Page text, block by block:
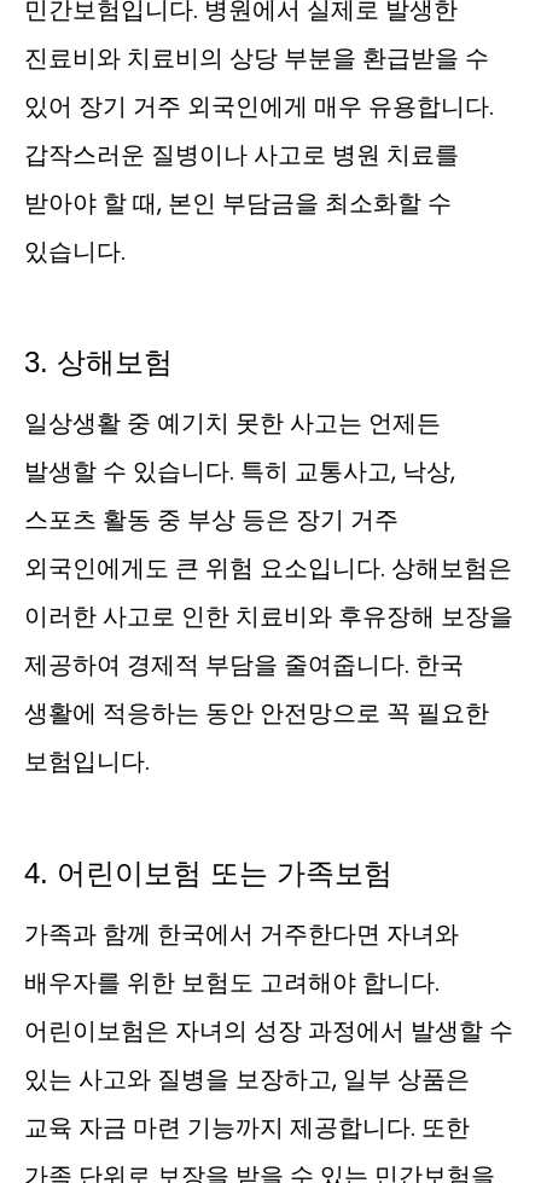
민간보험입니다. 병원에서 실제로 발생한
진료비와 치료비의 상당 부분을 환급받을 수
있어 장기 거주 외국인에게 매우 유용합니다.
갑작스러운 질병이나 사고로 병원 치료를
받아야 할 때, 본인 부담금을 최소화할 수
있습니다.
3. 상해보험
일상생활 중 예기치 못한 사고는 언제든
발생할 수 있습니다. 특히 교통사고, 낙상,
스포츠 활동 중 부상 등은 장기 거주
외국인에게도 큰 위험 요소입니다. 상해보험은
이러한 사고로 인한 치료비와 후유장해 보장을
제공하여 경제적 부담을 줄여줍니다. 한국
생활에 적응하는 동안 안전망으로 꼭 필요한
보험입니다.
4. 어린이보험 또는 가족보험
가족과 함께 한국에서 거주한다면 자녀와
배우자를 위한 보험도 고려해야 합니다.
어린이보험은 자녀의 성장 과정에서 발생할 수
있는 사고와 질병을 보장하고, 일부 상품은
교육 자금 마련 기능까지 제공합니다. 또한
가족 단위로 보장을 받을 수 있는 민간보험을